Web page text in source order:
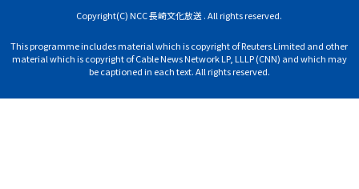
Copyright(C) NCC 長崎文化放送 . All rights reserved.
This programme includes material which is copyright of Reuters Limited and other
material which is copyright of Cable News Network LP, LLLP (CNN) and which may
be captioned in each text. All rights reserved.